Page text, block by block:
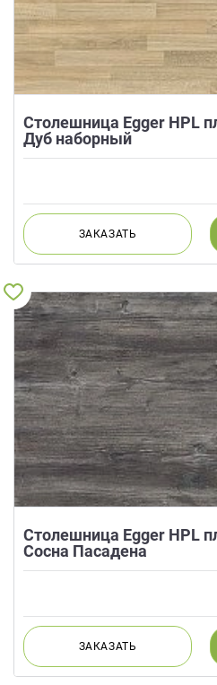
Столешница Egger HPL
Дуб наборный
ЗАКАЗАТЬ
Столешница Egger HPL
Сосна Пасадена
ЗАКАЗАТЬ